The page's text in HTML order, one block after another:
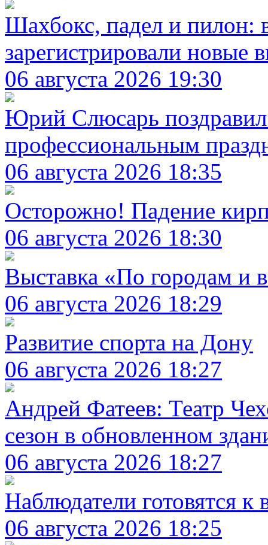
Шахбокс, падел и пилон:
зарегистрировали новые
06 августа 2026 19:30
Юрий Слюсарь поздравил
профессиональным
06 августа 2026 18:35
Осторожно! Падение
06 августа 2026 18:30
Выставка «По городам и
06 августа 2026 18:29
Развитие спорта на Дону
06 августа 2026 18:27
Андрей Фатеев: Театр
сезон в обновленном
06 августа 2026 18:27
Наблюдатели готовятся к
06 августа 2026 18:25